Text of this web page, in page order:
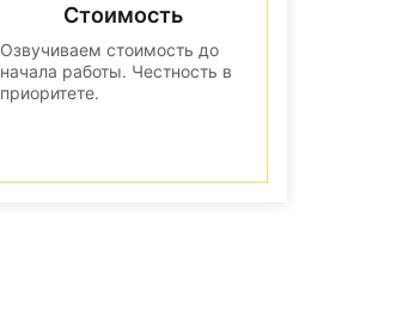
Стоимость
Озвучиваем стоимость до
начала работы. Честность в
приоритете.